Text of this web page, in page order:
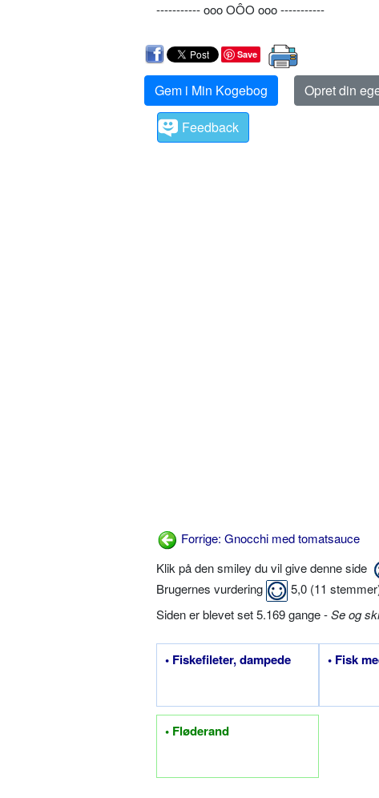
----------- ooo OÔO ooo -----------
Save
Gem i Min Kogebog Opret din
Feedback
Forrige: Gnocchi med tomatsauce
Klik på den smiley du vil give denne side
Brugernes vurdering
5,0 (11
Siden er blevet set 5.169 gange -Se og
• Fiskefileter, dampede • Fisk
• Fløderand